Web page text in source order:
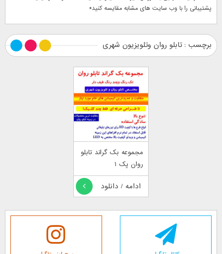
پشتیبانی را با وب سایت های مشابه مقایسه کنید*
برچسب : تابلو روان وتلویزیون شهری
مجموعه بک گراند تابلو
روان پک ۱
ادامه / دانلود